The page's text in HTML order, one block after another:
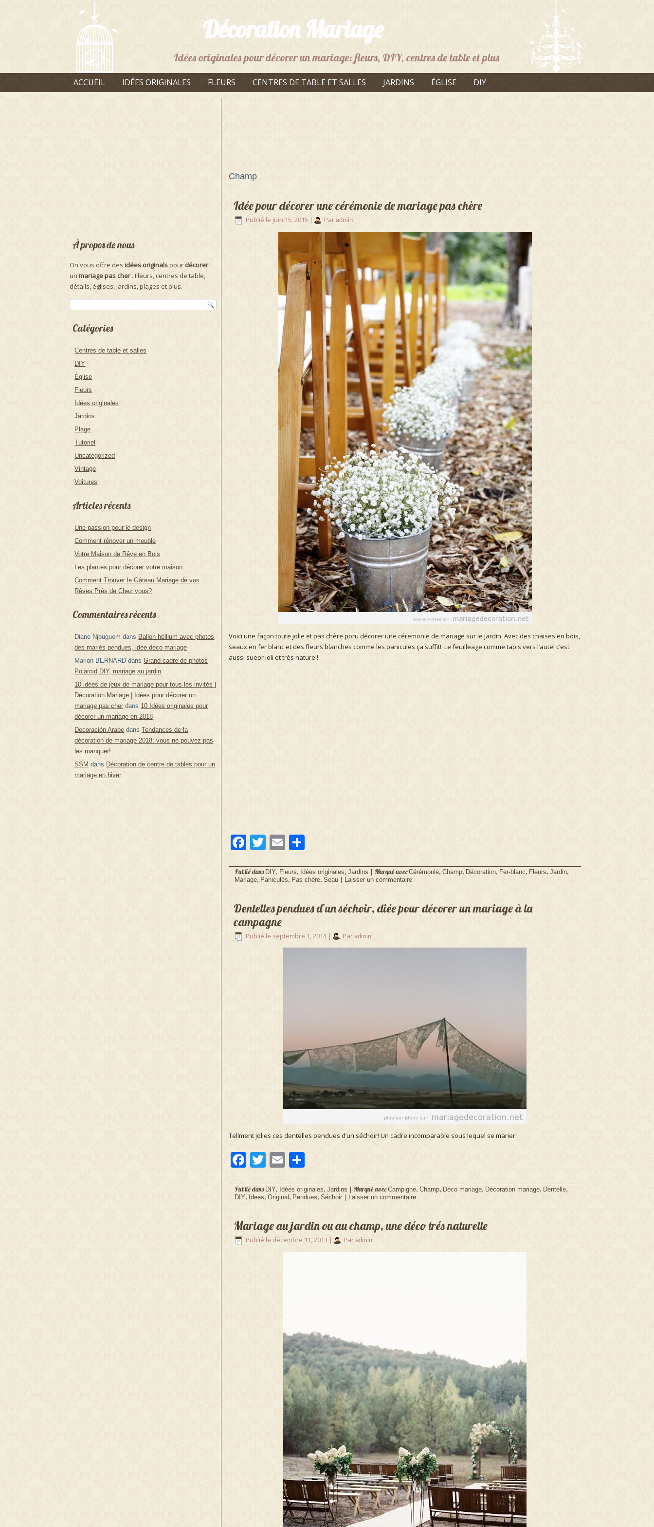
Décoration Mariage
Idées originales pour décorer un mariage: fleurs, DIY, centres de table et plus
ACCUEIL IDÉES ORIGINALES FLEURS CENTRES DE TABLE ET SALLES JARDINS ÉGLISE DIY
À propos de nous
On vous offre desidées originalspour décorer
unmariage pas cher. Fleurs, centres de table,
détails, églises, jardins, plages et plus.
Catégories
Centres de table et salles
DIY
Église
Fleurs
Idées originales
Jardins
Plage
Tutoriel
Uncategorized
Vintage
Voitures
Articles récents
Une passion pour le design
Comment rénover un meuble
Votre Maison de Rêve en Bois
Les plantes pour décorer votre maison
Comment Trouver le Gâteau Mariage de vos
Rêves Près de Chez vous?
Commentaires récents
Diane Njouguem dans Ballon héllium avec photos
des mariés pendues, idée déco mariage
Marion BERNARD dansGrand cadre de photos
Polaroid DIY, mariage au jardin
10 idées de jeux de mariage pour tous les invités |
Décoration Mariage | Idées pour décorer un
mariage pas cherdans 10 Idées originales pour
décorer un mariage en 2018
Decoración Arabe dansTendances de la
décoration de mariage 2018: vous ne pouvez pas
les manquer!
SSM dans Décoration de centre de tables pour un
mariage en hiver
Champ
Idée pour décorer une cérémonie de mariage pas chère
Publié le juin 15, 2015 | Par admin
Voici une façon toute jolie et pas chère poru décorer une céremonie de mariage sur le jardin. Avec des chaises en bois,
seaux en fer blanc et des fleurs blanches comme les panicules ça suffit! Le feuilleage comme tapis vers l’autel c’est
aussi suepr joli et très naturel!
Facebook
Twitter
Email
Publié dans DIY, Fleurs, Idées originales,Jardins | Marqué avec Cérémonie,Champ, Décoration, Fer-blanc, Fleurs,Jardin,
Mariage, Paniculés, Pas chère,Seau | Laisser un commentaire
Dentelles pendues d’un séchoir, diée pour décorer un mariage à la
campagne
Publié le septembre 1, 2014| Par admin
Tellment jolies ces dentelles pendues d’un séchoir! Un cadre incomparable sous lequel se marier!
Facebook
Twitter
Email
Publié dans DIY, Idées originales,Jardins | Marqué avec Campigne,Champ, Déco mariage, Décoration mariage, Dentelle,
DIY, Idees,Original , Pendues,Séchoir| Laisser un commentaire
Mariage au jardin ou au champ, une déco trés naturelle
Publié le décembre 11, 2013 | Par admin